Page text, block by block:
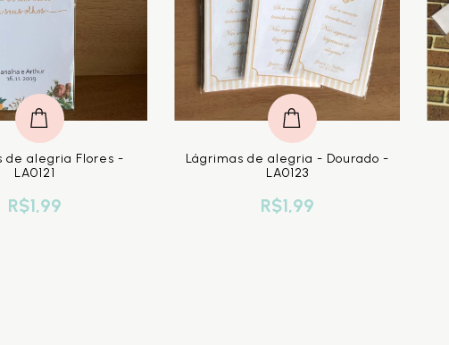
de alegria Flores -
LA0121
R$1,99
Lágrimas de alegria - Dourado -
LA0123
R$1,99